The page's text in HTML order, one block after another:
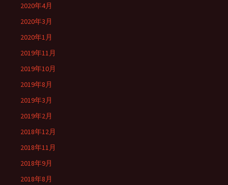
2020年4月
2020年3月
2020年1月
2019年11月
2019年10月
2019年8月
2019年3月
2019年2月
2018年12月
2018年11月
2018年9月
2018年8月